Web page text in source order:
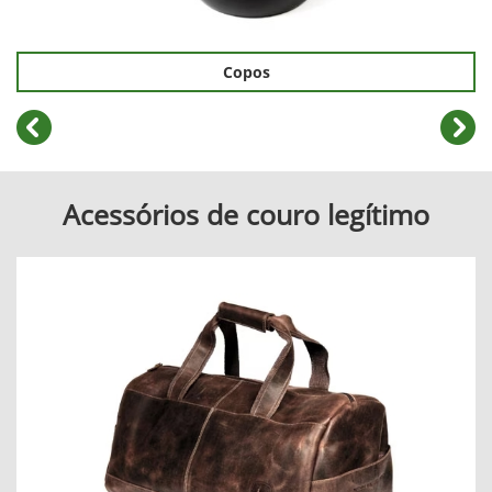
Copos
templates.template-
Acessórios de couro legítimo